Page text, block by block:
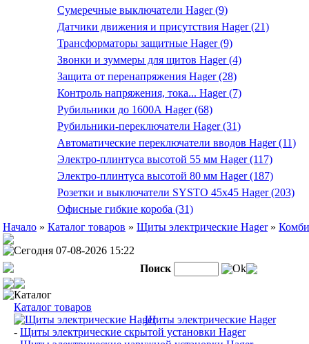
Сумеречные выключатели Hager (9)
Датчики движения и присутствия Hager (21)
Трансформаторы защитные Hager (9)
Звонки и зуммеры для щитов Hager (4)
Защита от перенапряжения Hager (28)
Контроль напряжения, тока... Hager (7)
Рубильники до 1600А Hager (68)
Рубильники-переключатели Hager (31)
Автоматические переключатели вводов Hager (11)
Электро-плинтуса высотой 55 мм Hager (117)
Электро-плинтуса высотой 80 мм Hager (187)
Розетки и выключатели SYSTO 45х45 Hager (203)
Офисные гибкие короба (31)
Начало » Каталог товаров » Щиты электрические Hager»
Сегодня 07-08-2026 15:22
Поиск
Ok
Каталог
Каталог товаров
Щиты электрические Hager
- Щиты электрические скрытой установки Hager